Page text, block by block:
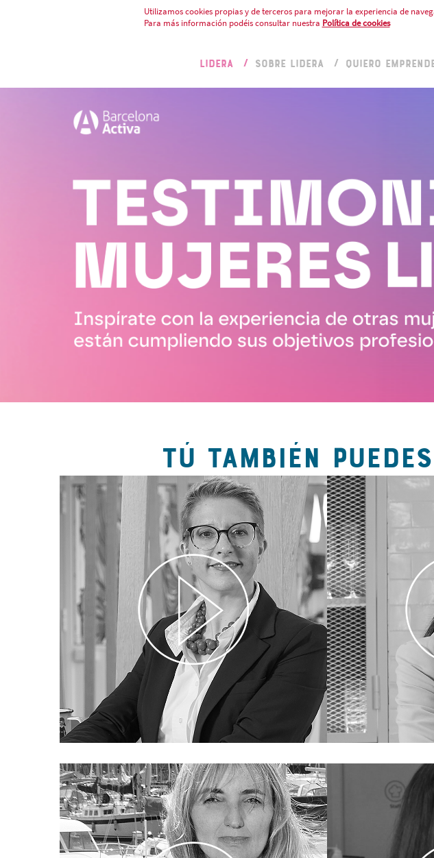
Utilizamos cookies propias y de terceros para mejorar la experiencia de
Para más información podéis consultar nuestra Política de cookies
LIDERA SOBRE LIDERA QUIERO
TÚ TAMBIÉN